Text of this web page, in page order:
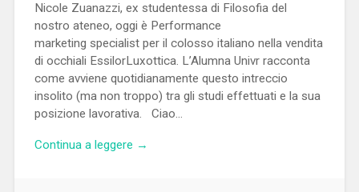
Nicole Zuanazzi, ex studentessa di Filosofia del
nostro ateneo, oggi è Performance
marketing specialist per il colosso italiano nella vendita
di occhiali EssilorLuxottica. L’Alumna Univr racconta
come avviene quotidianamente questo intreccio
insolito (ma non troppo) tra gli studi effettuati e la sua
posizione lavorativa. Ciao…
Continua a leggere →